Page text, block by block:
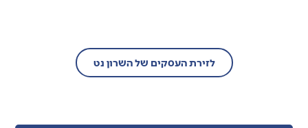
לזירת העסקים של השרון נט